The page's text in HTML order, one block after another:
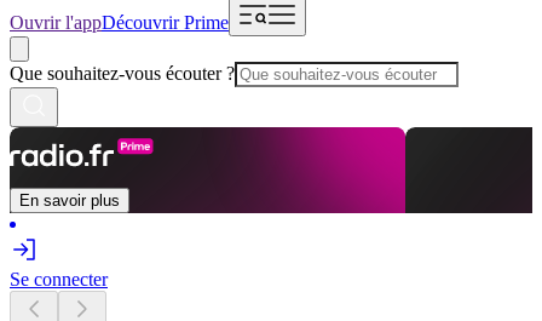
Ouvrir l'appDécouvrir Prime
Que souhaitez-vous écouter ?
En savoir plus
Se connecter